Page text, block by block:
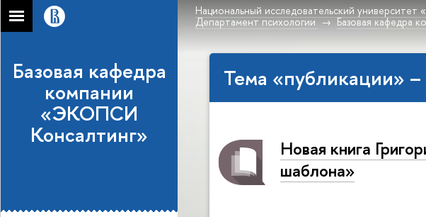
Национальный исследовательский университет
Департамент психологии
Базовая кафедра
Базовая кафедра
компании
«ЭКОПСИ
Консалтинг»
Тема «публикации»
Новая книга
шаблона»